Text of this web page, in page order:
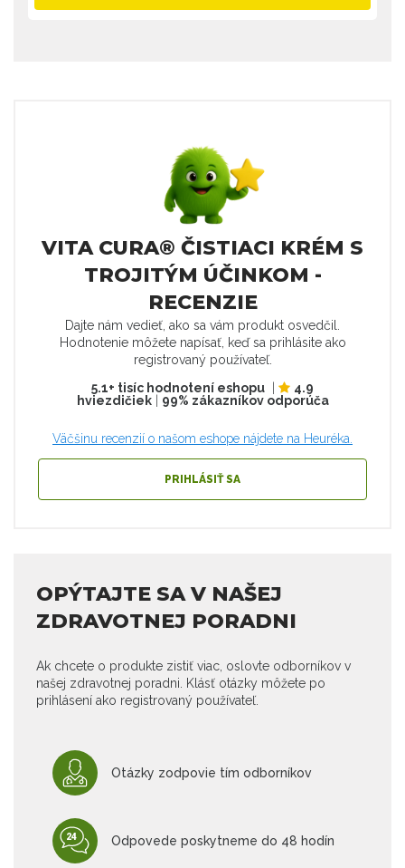
VITA CURA® ČISTIACI KRÉM S
TROJITÝM ÚČINKOM -
RECENZIE
Dajte nám vedieť, ako sa vám produkt osvedčil.
Hodnotenie môžete napísať, keď sa prihlásite ako
registrovaný používateľ.
5.1+ tisíc hodnotení eshopu
4.9
hviezdičiek| 99% zákazníkov odporúča
Väčšinu recenzií o našom eshope nájdete na Heuréka.
PRIHLÁSIŤ SA
OPÝTAJTE SA V NAŠEJ
ZDRAVOTNEJ PORADNI
Ak chcete o produkte zistiť viac, oslovte odborníkov v
našej zdravotnej poradni. Klásť otázky môžete po
prihlásení ako registrovaný používateľ.
Otázky zodpovie tím odborníkov
Odpovede poskytneme do 48 hodín